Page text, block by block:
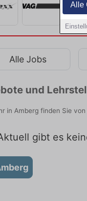
Alle
Alle Jobs
und
in Amberg finden Sie
gibt es